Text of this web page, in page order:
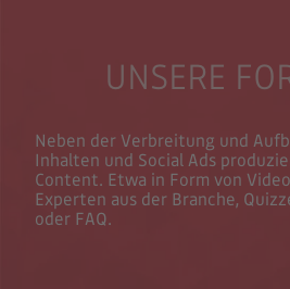
UNSERE
Neben der Verbreitung und
Inhalten und Social Ads
Content. Etwa in Form von
Experten aus der Branche,
oder FAQ.